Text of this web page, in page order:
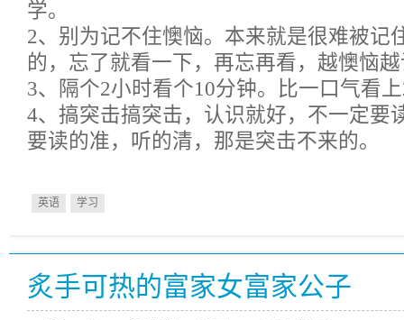
学。
2、别为记不住懊恼。本来就是很难被记
的，忘了就看一下，再忘再看，越懊恼
3、隔个2小时看个10分钟。比一口气看
4、搞突击搞突击，认识就好，不一定要
要读的准，听的清，那是突击不来的。
英语 学习
炙手可热的富家女富家公子